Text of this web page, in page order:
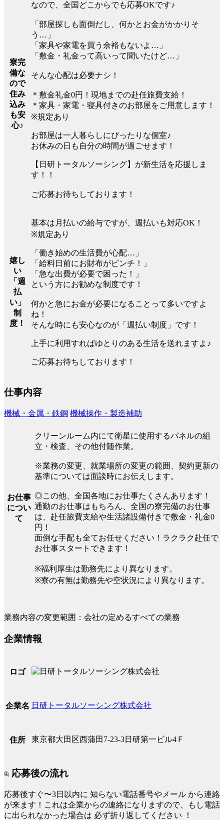
寮完
備な
ので
住み
込み
も安
心♪
なので、全国どこからでも応募OKです♪
「部屋探しも面倒だし、何かとお金がかかりそ
う…」
「家具や家電を買う余裕もないよ…」
「敷金・礼金って高いって聞いたけど…」
そんな心配は必要ナシ！
＊敷金礼金0円！現地までの赴任旅費支給！
＊家具・家電・寝具付きのお部屋をご用意します！
※規定あり
お部屋は一人暮らしにぴったりな個室♪
お休みの日も自分の時間が過ごせます！
【日研トータルソーシング】が新生活を応援しま
す！！
ご応募お待ちしております！
嬉し
い
「週
払
い」
制
度！
基本は月払いの給与ですが、週払いも対応OK！
※規定あり
「働き始めの生活費が心配…」
「給料日前にお財布がピンチ！」
「急な出費が必要で困った！」
という方にお勧めな制度です！
何かと急にお金が必要になることって多いですよ
ね！
そんな時にも安心なのが「週払い制度」です！
上手に利用すればゆとりのある生活を送れますよ♪
ご応募お待ちしております！
仕事内容
機械・金属・鉄鋼 機械操作・製造補助
お仕事
につい
て
クリーンルーム内にて衛星に使用するパネルの組
立・検査、その他付随作業。
※業務の変更、就業場所の変更の範囲、契約更新の
基準については面談時にお伝えします。
◎この他、全国各地にお仕事たくさんあります！
通勤のお仕事はもちろん、全国の寮完備のお仕事
は、赴任旅費支給や生活諸設備付きで敷金・礼金0
円！
面倒な手配も全てお任せください！ラクラク赴任で
お仕事スタートできます！
※福利厚生は勤務先により異なります。
※寮の有無は勤務先や空状況により異なります。
業務内容の変更範囲：会社の定めるすべての業務
企業情報
ロゴ
企業名 日研トータルソーシング株式会社
住所 東京都大田区西蒲田7-23-3日研第一ビル4Ｆ
応募後の流れ
応募後すぐ〜3日以内に 知らない電話番号やメール から連絡
が来ます！これは企業からの連絡になりますので、もし電話
に出られなかった場合は 必ず折り返してください ！